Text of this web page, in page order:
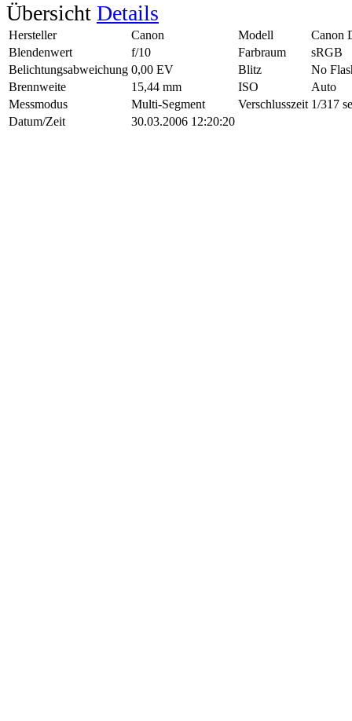
Übersicht Details
Hersteller Canon Modell
Canon
Blendenwert
f/10 Farbraum
sRGB
Belichtungsabweichung 0,00 EV Blitz
No
Brennweite
15,44 mm ISO
Auto
Messmodus
Multi-Segment Verschlusszeit 1/317
Datum/Zeit
30.03.2006 12:20:20